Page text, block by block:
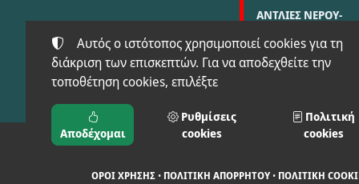
ΑΝΤΛΙΕΣ ΝΕΡΟΥ-
ΣΥΓΚΟΛΗΣΗ-
©2024-2026 ΜΠΑΞΕΒΑΝΟΣ Φ. & Μ. Ο.Ε. - BAX.TOOLS
ΌΡΟΙ ΧΡΉΣΗΣ• ΠΟΛΙΤΙΚΉ ΑΠΟΡΡΉΤΟΥ• ΠΟΛΙΤΙΚΉ
Αυτός ο ιστότοπος χρησιμοποιεί cookies για τη
διάκριση των επισκεπτών. Για να αποδεχθείτε την
τοποθέτηση cookies, επιλέξτε
Αποδέχομαι
Ρυθμίσεις
cookies
Πολιτική
cookies